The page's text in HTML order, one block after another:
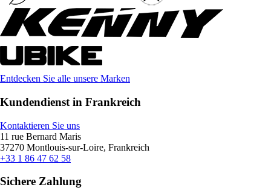
Entdecken Sie alle unsere Marken
Kundendienst in Frankreich
Kontaktieren Sie uns
11 rue Bernard Maris
37270 Montlouis-sur-Loire, Frankreich
+33 1 86 47 62 58
Sichere Zahlung